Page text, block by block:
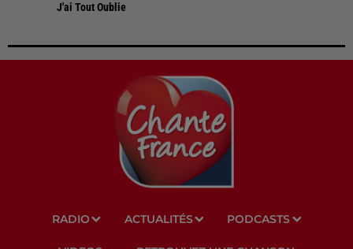
J'ai Tout Oublie
RADIO ACTUALITÉS PODCASTS